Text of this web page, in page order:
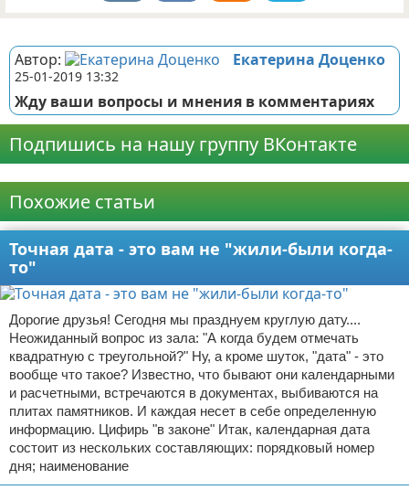
Автор: Екатерина Доценко
25-01-2019 13:32
Жду ваши вопросы и мнения в комментариях
Подпишись на нашу группу ВКонтакте
Похожие статьи
Точная дата - это вам не "жили-были когда-
то"
Дорогие друзья! Сегодня мы празднуем круглую дату....
Неожиданный вопрос из зала: "А когда будем отмечать
квадратную с треугольной?" Ну, а кроме шуток, "дата" - это
вообще что такое? Известно, что бывают они календарными
и расчетными, встречаются в документах, выбиваются на
плитах памятников. И каждая несет в себе определенную
информацию. Цифирь "в законе" Итак, календарная дата
состоит из нескольких составляющих: порядковый номер
дня; наименование